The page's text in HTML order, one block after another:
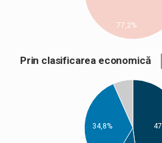
77,2%
Prin clasificarea economică
34,8%